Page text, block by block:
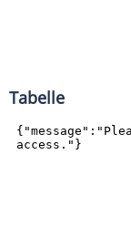
Tabelle